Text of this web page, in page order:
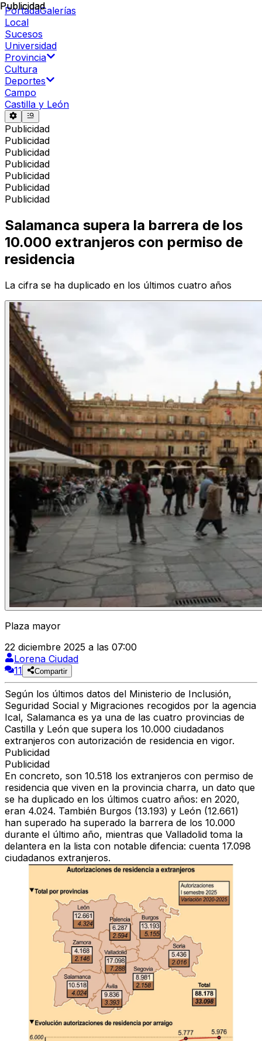
PortadaGalerías
Local
Sucesos
Universidad
Provincia
Cultura
Deportes
Campo
Castilla y León
Publicidad
Publicidad
Publicidad
Publicidad
Publicidad
Publicidad
Publicidad
Publicidad
Salamanca supera la barrera de los
10.000 extranjeros con permiso de
residencia
La cifra se ha duplicado en los últimos cuatro años
Plaza mayor
22 diciembre 2025 a las 07:00
Lorena Ciudad
11
Compartir
Según los últimos datos del Ministerio de Inclusión,
Seguridad Social y Migraciones recogidos por la agencia
Ical, Salamanca es ya una de las cuatro provincias de
Castilla y León que supera los 10.000 ciudadanos
extranjeros con autorización de residencia en vigor.
Publicidad
Publicidad
En concreto, son 10.518 los extranjeros con permiso de
residencia que viven en la provincia charra, un dato que
se ha duplicado en los últimos cuatro años: en 2020,
eran 4.024. También Burgos (13.193) y León (12.661)
han superado ha superado la barrera de los 10.000
durante el último año, mientras que Valladolid toma la
delantera en la lista con notable difencia: cuenta 17.098
ciudadanos extranjeros.
Publicidad